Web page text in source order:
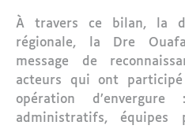
À travers ce bilan, la
régionale, la Dre
message de
acteurs qui ont
opération
administratifs, équipes